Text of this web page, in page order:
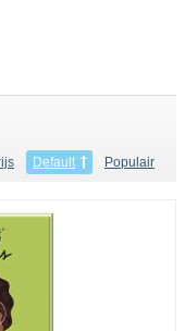
Default Populair